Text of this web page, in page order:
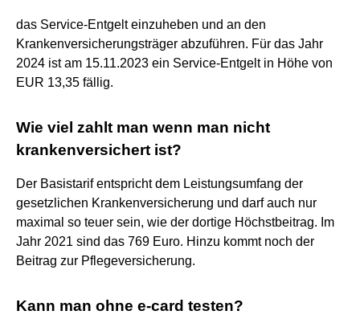
das Service-Entgelt einzuheben und an den
Krankenversicherungsträger abzuführen. Für das Jahr
2024 ist am 15.11.2023 ein Service-Entgelt in Höhe von
EUR 13,35 fällig.
Wie viel zahlt man wenn man nicht
krankenversichert ist?
Der Basistarif entspricht dem Leistungsumfang der
gesetzlichen Krankenversicherung und darf auch nur
maximal so teuer sein, wie der dortige Höchstbeitrag. Im
Jahr 2021 sind das 769 Euro. Hinzu kommt noch der
Beitrag zur Pflegeversicherung.
Kann man ohne e-card testen?